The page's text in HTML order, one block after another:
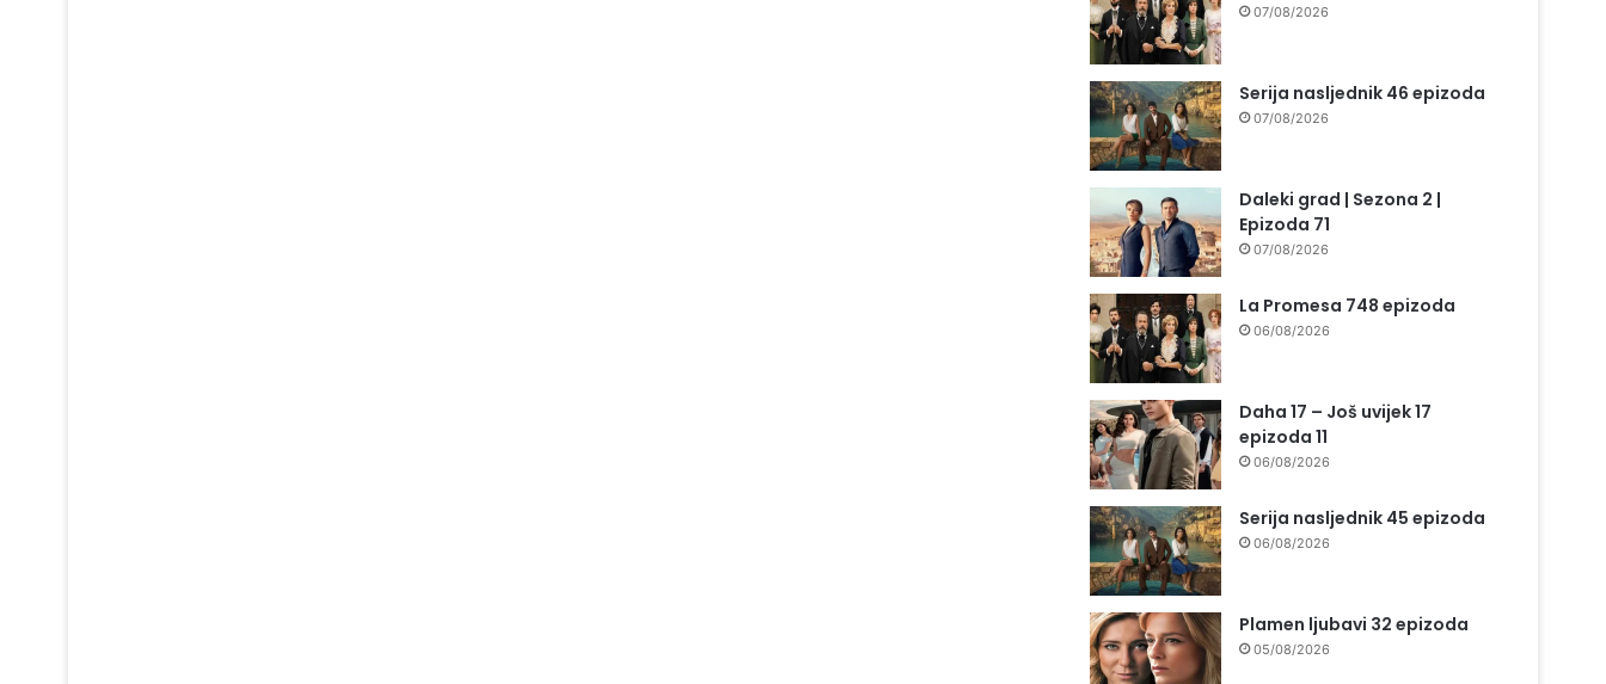
07/08/2026
Serija nasljednik 46 epizoda
07/08/2026
Daleki grad | Sezona 2 |
Epizoda 71
07/08/2026
La Promesa 748 epizoda
06/08/2026
Daha 17 – Još uvijek 17
epizoda 11
06/08/2026
Serija nasljednik 45 epizoda
06/08/2026
Plamen ljubavi 32 epizoda
05/08/2026